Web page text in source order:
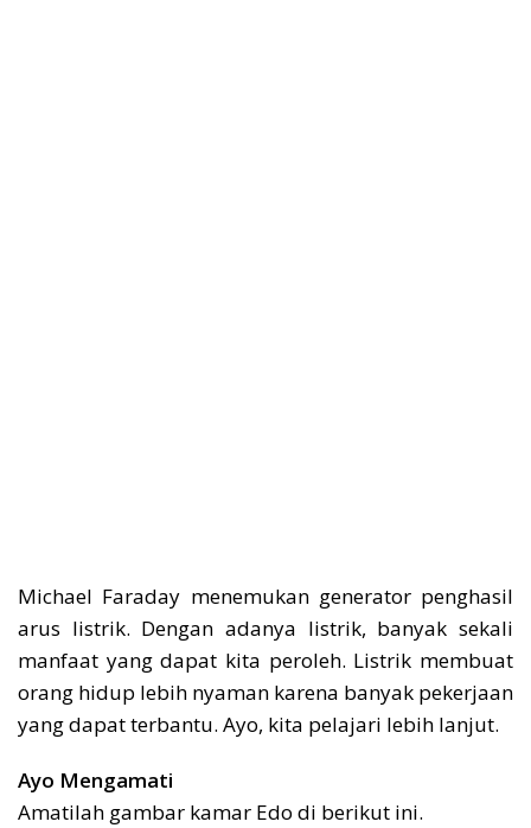
Michael Faraday menemukan generator penghasil
arus listrik. Dengan adanya listrik, banyak sekali
manfaat yang dapat kita peroleh. Listrik membuat
orang hidup lebih nyaman karena banyak pekerjaan
yang dapat terbantu. Ayo, kita pelajari lebih lanjut.
Ayo Mengamati
Amatilah gambar kamar Edo di berikut ini.